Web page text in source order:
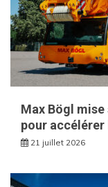
Max Bögl mise
pour accélérer
21 juillet 2026